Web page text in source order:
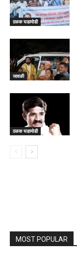
ठळक घडामोडी
जावळी
ठळक घडामोडी
MOST POPULAR